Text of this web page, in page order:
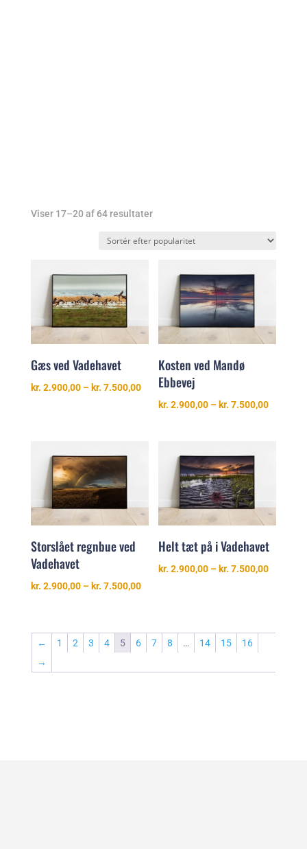
Viser 17–20 af 64 resultaterSorteret
popularitet
Gæs ved Vadehavet
kr. 2.900,00 – kr. 7.500,00Prisinterval:
kr. 2.900,00
Kosten ved Mandø
Ebbevej
kr. 2.900,00 – kr. 7.500,00
Storslået regnbue ved
Vadehavet
kr. 2.900,00 – kr. 7.500,00Prisinterval:
kr. 7.500,00
Helt tæt på i Vadehavet
kr. 2.900,00 – kr. 7.500,00
← 1 2 3 4 5 6 7 8 … 14 15
16
→